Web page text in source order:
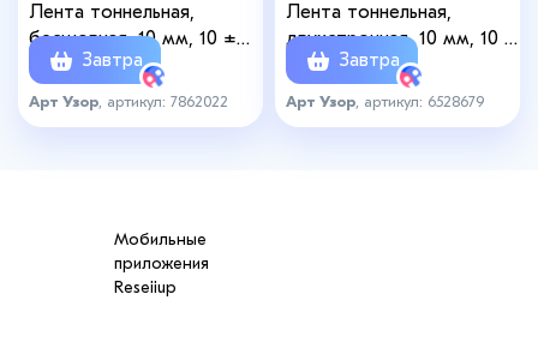
Лента тоннельная,
бесшовная, 10 мм, 10 ±
0,5 м, цвет бежевый
Завтра
Арт Узор , артикул: 7862022
Лента тоннельная,
двухстрочная, 10 мм, 10 ±
0,5 м, цвет бежевый
Завтра
Арт Узор , артикул: 6528679
Мобильные
приложения
Reseiiup